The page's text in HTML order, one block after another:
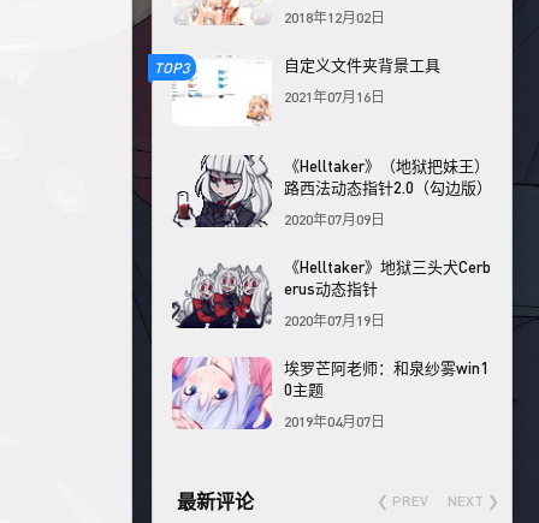
2018年12月02日
TOP3 自定义文件夹背景工具
2021年07月16日
《Helltaker》（地狱把妹王）
路西法动态指针2.0（勾边版）
2020年07月09日
《Helltaker》地狱三头犬Cerb
erus动态指针
2020年07月19日
埃罗芒阿老师：和泉纱雾win1
0主题
2019年04月07日
最新评论 ❮ PREV NEXT ❯